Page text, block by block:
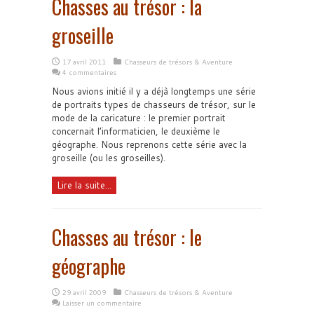
Chasses au trésor : la
groseille
17 avril 2011
Chasseurs de trésors & Aventure
4 commentaires
Nous avions initié il y a déjà longtemps une série
de portraits types de chasseurs de trésor, sur le
mode de la caricature : le premier portrait
concernait l’informaticien, le deuxième le
géographe. Nous reprenons cette série avec la
groseille (ou les groseilles).
Lire la suite...
Chasses au trésor : le
géographe
29 avril 2009
Chasseurs de trésors & Aventure
Laisser un commentaire